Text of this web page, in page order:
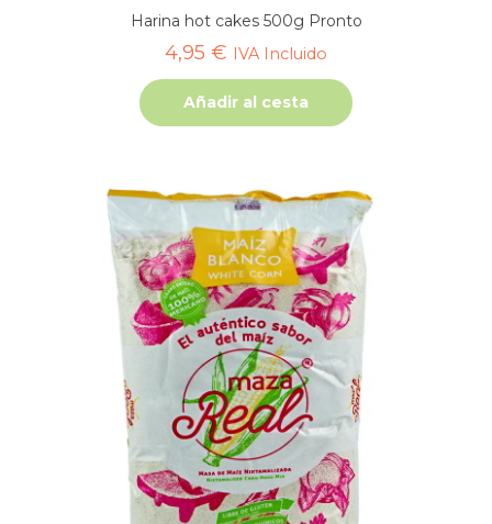
Harina hot cakes 500g Pronto
4,95 € IVA Incluido
Añadir al cesta